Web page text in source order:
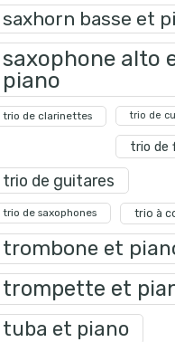
saxhorn basse et
saxophone alto
piano
trio de clarinettes trio de
trio de
trio de guitares
trio de saxophones trio à
trombone et
trompette et
tuba et piano